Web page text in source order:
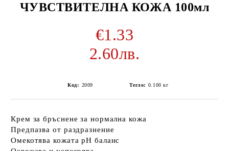
ЧУВСТВИТЕЛНА КОЖА 100мл
€1.33
2.60лв.
Код: 2009 Тегло: 0.100 кг
Крем за бръснене за нормална кожа
Предпазва от раздразнение
Омекотява кожата pH баланс